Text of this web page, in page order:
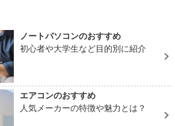
ノートパソコンのおすすめ
初心者や大学生など目的別に紹介
エアコンのおすすめ
人気メーカーの特徴や魅力とは？